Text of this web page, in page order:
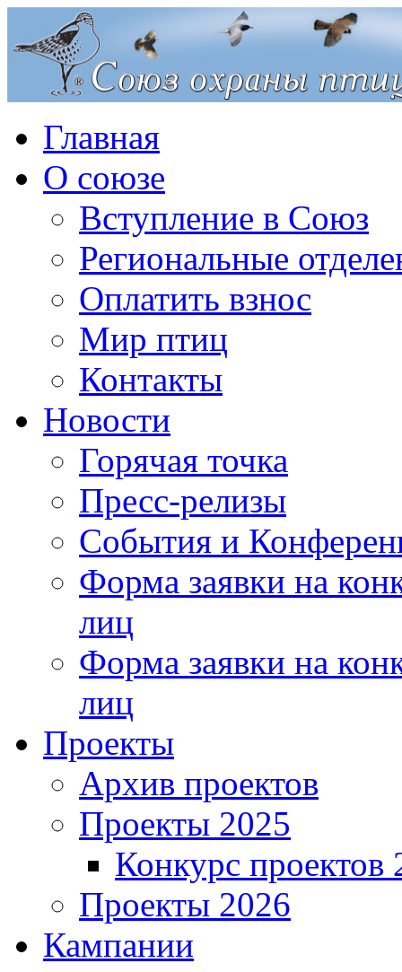
Главная
О союзе
Вступление в Союз
Региональные
Оплатить взнос
Мир птиц
Контакты
Новости
Горячая точка
Пресс-релизы
События и
Форма заявки на
лиц
Форма заявки на
лиц
Проекты
Архив проектов
Проекты 2025
Конкурс проектов
Проекты 2026
Кампании